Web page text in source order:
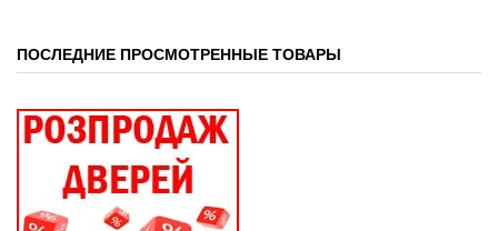
ПОСЛЕДНИЕ ПРОСМОТРЕННЫЕ ТОВАРЫ